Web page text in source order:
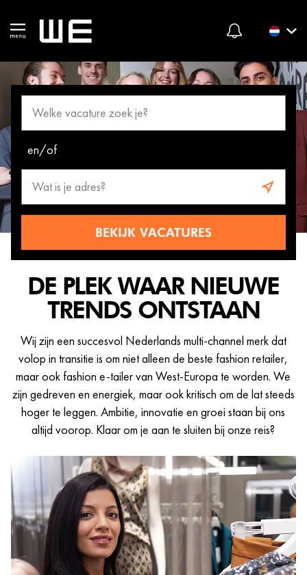
en/of
BEKIJK VACATURES
DE PLEK WAAR NIEUWE
TRENDS ONTSTAAN
Wij zijn een succesvol Nederlands multi-channel merk dat
volop in transitie is om niet alleen de beste fashion retailer,
maar ook fashion e-tailer van West-Europa te worden. We
zijn gedreven en energiek, maar ook kritisch om de lat steeds
hoger te leggen. Ambitie, innovatie en groei staan bij ons
altijd voorop. Klaar om je aan te sluiten bij onze reis?